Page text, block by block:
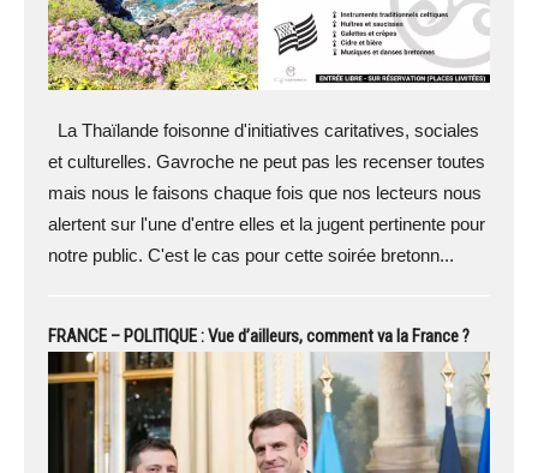
La Thaïlande foisonne d'initiatives caritatives, sociales
et culturelles. Gavroche ne peut pas les recenser toutes
mais nous le faisons chaque fois que nos lecteurs nous
alertent sur l'une d'entre elles et la jugent pertinente pour
notre public. C'est le cas pour cette soirée bretonn...
FRANCE – POLITIQUE : Vue d’ailleurs, comment va la France ?